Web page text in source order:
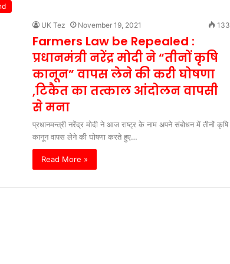
UK Tez November 19, 2021 133
Farmers Law be Repealed :
प्रधानमंत्री नरेंद्र मोदी ने “तीनों कृषि
कानून” वापस लेने की करी घोषणा
,टिकैत का तत्काल आंदोलन वापसी
से मना
प्रधानमन्त्री नरेंद्र मोदी ने आज राष्ट्र के नाम अपने संबोधन में तीनों कृषि
कानून वापस लेने की घोषणा करते हुए…
Read More »